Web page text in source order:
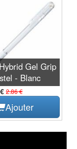
Gel Grip
- Blanc
2.86 €
Ajouter